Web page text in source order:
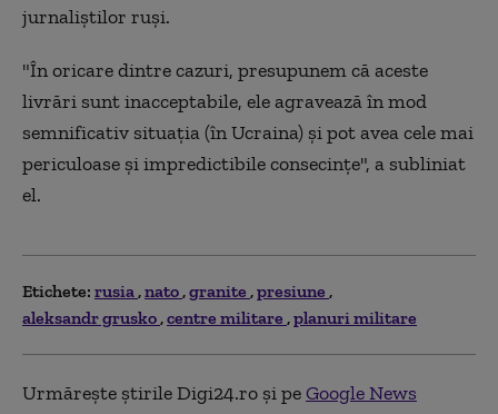
jurnaliştilor ruşi.
"În oricare dintre cazuri, presupunem că aceste
livrări sunt inacceptabile, ele agravează în mod
semnificativ situaţia (în Ucraina) şi pot avea cele mai
periculoase şi impredictibile consecinţe", a subliniat
el.
Etichete: rusia nato granite presiune
aleksandr grusko centre militare planuri militare
Urmărește știrile Digi24.ro și peGoogle News